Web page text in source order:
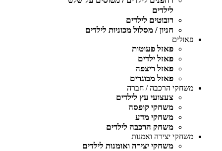
לילדים
רובוטים לילדים
חניון / מסלול מכוניות לילדים
פאזלים
פאזל פעוטות
פאזל ילדים
פאזל ריצפה
פאזל מבוגרים
משחקי הרכבה / חברה
צעצועי עץ לילדים
משחקי קופסה
משחקי מדע
משחק הרכבה לילדים
משחקי יצירה ואמנות
משחקי יצירה ואומנות לילדים